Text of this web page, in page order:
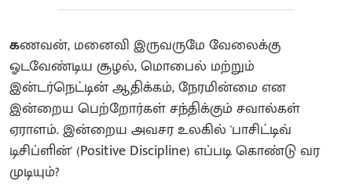
கணவன், மனைவி இருவருமே வேலைக்கு
ஓடவேண்டிய சூழல், மொபைல் மற்றும்
இன்டர்நெட்டின் ஆதிக்கம், நேரமின்மை என
இன்றைய பெற்றோர்கள் சந்திக்கும் சவால்கள்
ஏராளம். இன்றைய அவசர உலகில் 'பாசிட்டிவ்
டிசிப்ளின்' (Positive Discipline) எப்படி கொண்டு வர
முடியும்?